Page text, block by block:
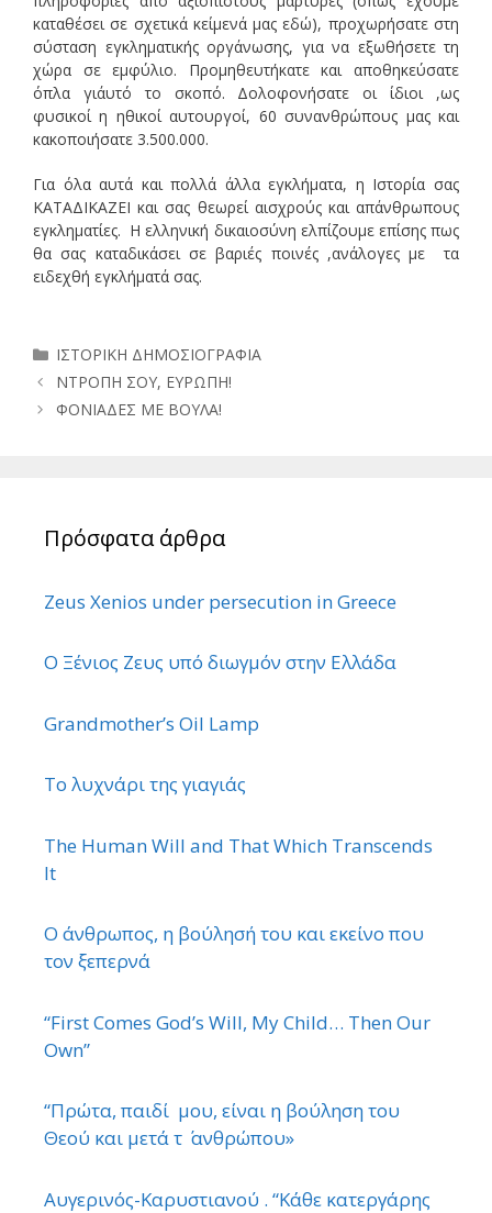
καταθέσει σε σχετικά κείμενά μας εδώ), προχωρήσατε στη
σύσταση εγκληματικής οργάνωσης, για να εξωθήσετε τη
χώρα σε εμφύλιο. Προμηθευτήκατε και αποθηκεύσατε
όπλα γι΄αυτό το σκοπό. Δολοφονήσατε οι ίδιοι ,ως
φυσικοί η ηθικοί αυτουργοί, 60 συνανθρώπους μας και
κακοποιήσατε 3.500.000.
Για όλα αυτά και πολλά άλλα εγκλήματα, η Ιστορία σας
ΚΑΤΑΔΙΚΑΖΕΙ και σας θεωρεί αισχρούς και απάνθρωπους
εγκληματίες. Η ελληνική δικαιοσύνη ελπίζουμε επίσης πως
θα σας καταδικάσει σε βαριές ποινές ,ανάλογες με τα
ειδεχθή εγκλήματά σας.
Κατηγορίες
ΙΣΤΟΡΙΚΗ ΔΗΜΟΣΙΟΓΡΑΦΙΑ
ΝΤΡΟΠΗ ΣΟΥ, ΕΥΡΩΠΗ!
ΦΟΝΙΑΔΕΣ ΜΕ ΒΟΥΛΑ!
Πρόσφατα άρθρα
Zeus Xenios under persecution in Greece
Ο Ξένιος Ζευς υπό διωγμόν στην Ελλάδα
Grandmother’s Oil Lamp
Το λυχνάρι της γιαγιάς
The Human Will and That Which Transcends
It
Ο άνθρωπος, η βούλησή του και εκείνο που
τον ξεπερνά
“First Comes God’s Will, My Child… Then Our
Own”
“Πρώτα, παιδί μου, είναι η βούληση του
Θεού και μετά τ ΄ ανθρώπου»
Αυγερινός-Καρυστιανού . “Κάθε κατεργάρης